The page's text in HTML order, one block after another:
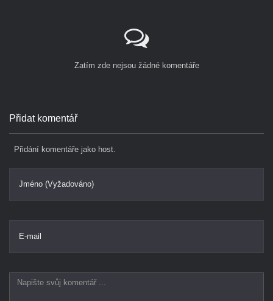
Zatím zde nejsou žádné komentáře
Přidat komentář
Přidání komentáře jako host.
Jméno (Vyžadováno)
E-mail